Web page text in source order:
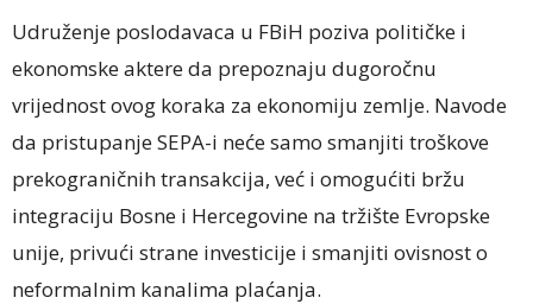
Udruženje poslodavaca u FBiH poziva političke i
ekonomske aktere da prepoznaju dugoročnu
vrijednost ovog koraka za ekonomiju zemlje. Navode
da pristupanje SEPA-i neće samo smanjiti troškove
prekograničnih transakcija, već i omogućiti bržu
integraciju Bosne i Hercegovine na tržište Evropske
unije, privući strane investicije i smanjiti ovisnost o
neformalnim kanalima plaćanja.